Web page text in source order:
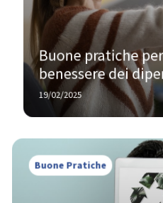
Buone pratiche
benessere dei
percorso in 6 step
19/02/2025
Buone Pratiche